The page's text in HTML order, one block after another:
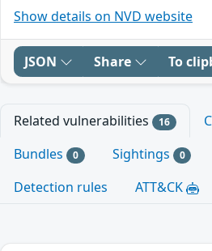
Show details on NVD website
JSON Share To
Related vulnerabilities 16
Bundles 0 Sightings 0
Detection rules
ATT&CK